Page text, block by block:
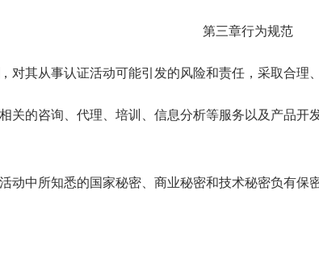
第三章行为规范
对其从事认证活动可能引发的风险和责任，采取合理
关的咨询、代理、培训、信息分析等服务以及产品
动中所知悉的国家秘密、商业秘密和技术秘密负有保密